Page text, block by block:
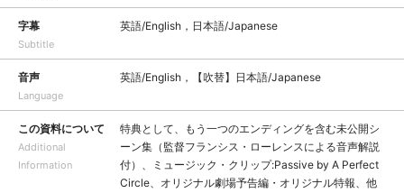
字幕
Subtitle
英語/English，日本語/Japanese
音声
Language
英語/English，【吹替】日本語/Japanese
この資料について
Additional
Information
特典として、もう一つのエンディングを含む未公開シ
ーン集（監督フランシス・ローレンスによる音声解説
付）、ミュージック・クリップ:Passive by A Perfect
Circle、オリジナル劇場予告編・オリジナル特報、他